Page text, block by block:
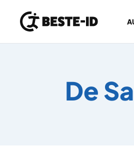
Ga naar inhoud
De